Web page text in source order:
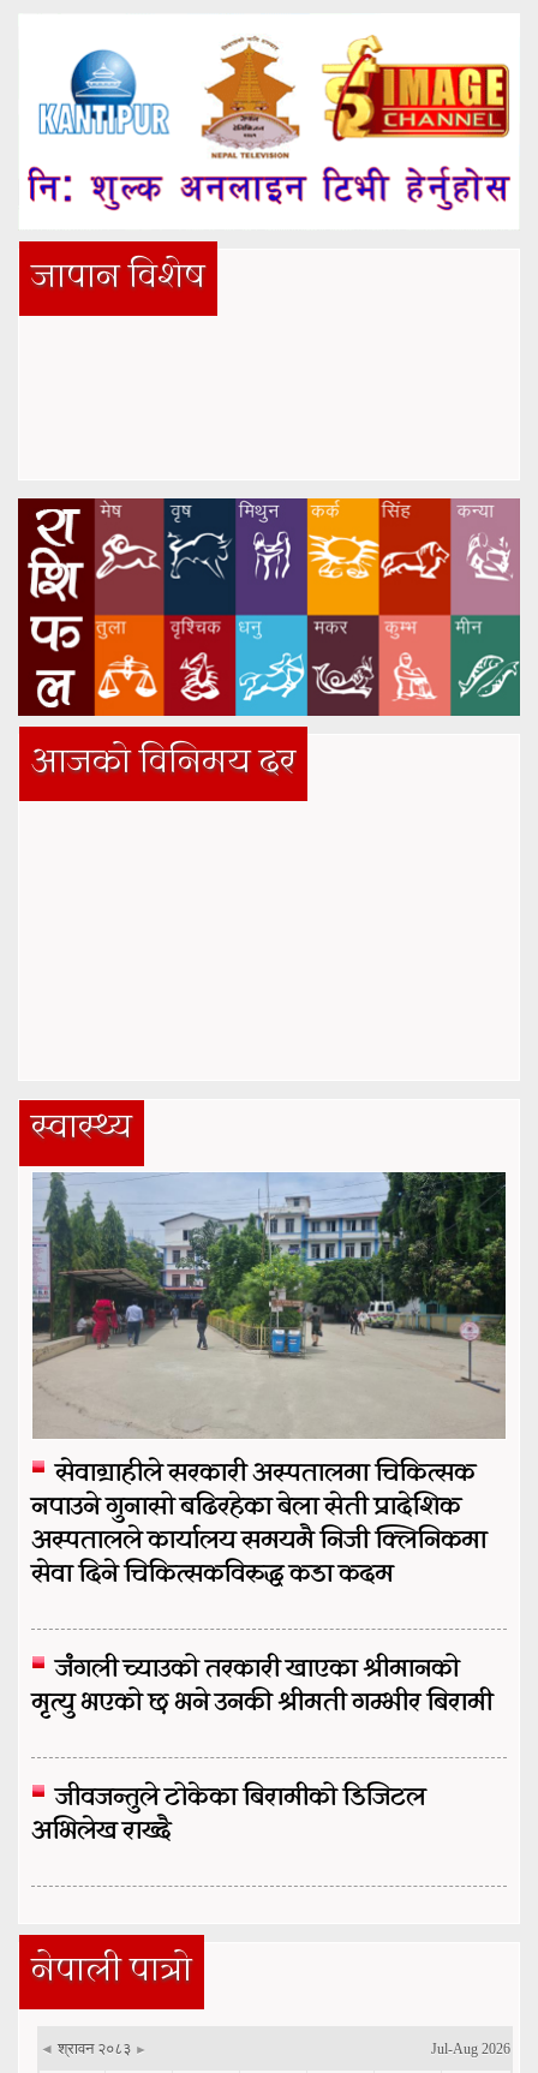
जापान विशेष
आजको विनिमय दर
स्वास्थ्य
सेवाग्राहीले सरकारी अस्पतालमा चिकित्सक
नपाउने गुनासो बढिरहेका बेला सेती प्रादेशिक
अस्पतालले कार्यालय समयमै निजी क्लिनिकमा
सेवा दिने चिकित्सकविरुद्ध कडा कदम
जंगली च्याउको तरकारी खाएका श्रीमानको
मृत्यु भएको छ भने उनकी श्रीमती गम्भीर बिरामी
जीवजन्तुले टोकेका बिरामीको डिजिटल
अभिलेख राख्दै
नेपाली पात्रो